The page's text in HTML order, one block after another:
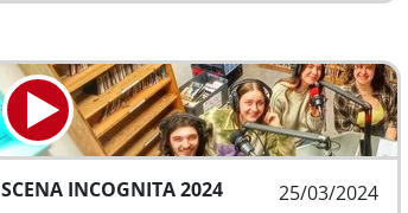
25/03/2024
SCENA INCOGNITA 2024